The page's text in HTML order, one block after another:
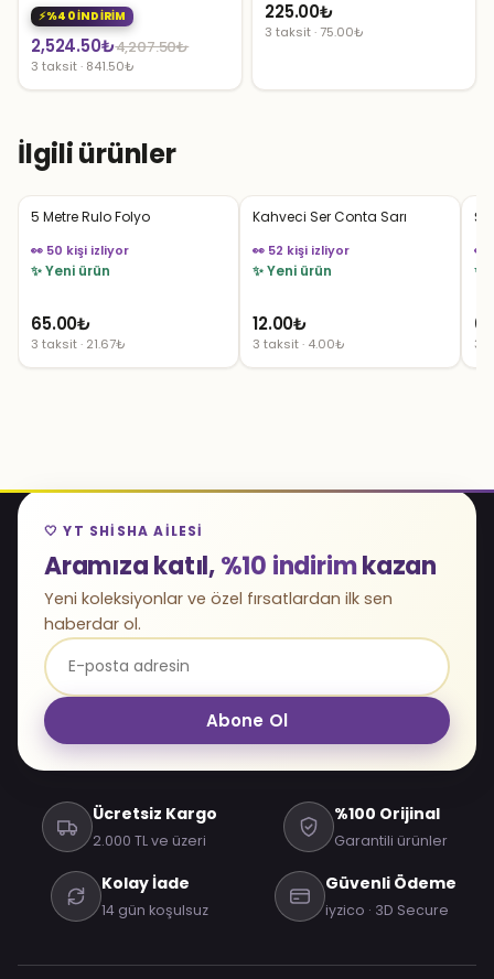
%40 İNDİRİM
4,207.50₺
Orijinal
fiyat:
2,524.50₺
Şu
andaki
3 taksit · 841.50₺
225.00₺
3 taksit · 75.00₺
İlgili ürünler
5 Metre Rulo Folyo
👀 50 kişi izliyor
✨ Yeni ürün
65.00₺
3 taksit · 21.67₺
Kahveci Ser Conta Sarı
👀 52 kişi izliyor
✨ Yeni ürün
12.00₺
3 taksit · 4.00₺
👀
✨
3
🤍 YT SHISHA AILESI
Aramıza katıl,%10 indirimkazan
Yeni koleksiyonlar ve özel fırsatlardan ilk sen
haberdar ol.
Abone Ol
Ücretsiz Kargo
2.000 TL ve üzeri
%100 Orijinal
Garantili ürünler
Kolay İade
14 gün koşulsuz
Güvenli Ödeme
iyzico · 3D Secure